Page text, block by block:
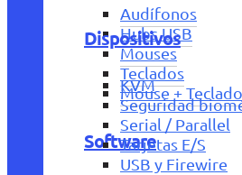
Audífonos
Hubs USB
Mouses
Teclados
Mouse + Teclado
Software
Dispositivos
KVM
Seguridad
Serial / Parallel
Tarjetas E/S
USB y Firewire